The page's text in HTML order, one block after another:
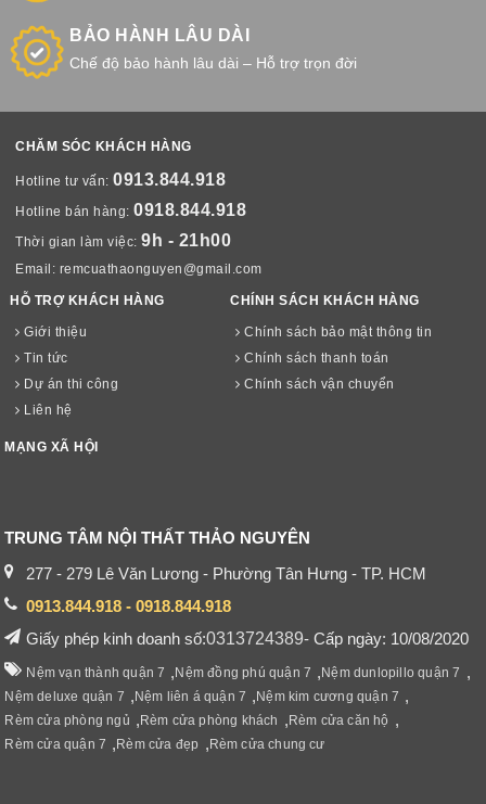
BẢO HÀNH LÂU DÀI
Chế độ bảo hành lâu dài – Hỗ trợ trọn đời
CHĂM SÓC KHÁCH HÀNG
Hotline tư vấn:0913.844.918
Hotline bán hàng:0918.844.918
Thời gian làm việc:9h - 21h00
Email: remcuathaonguyen@gmail.com
HỖ TRỢ KHÁCH HÀNG
Giới thiệu
Tin tức
Dự án thi công
Liên hệ
CHÍNH SÁCH KHÁCH HÀNG
Chính sách bảo mật thông tin
Chính sách thanh toán
Chính sách vận chuyển
MẠNG XÃ HỘI
TRUNG TÂM NỘI THẤT THẢO NGUYÊN
277 - 279 Lê Văn Lương - Phường Tân Hưng - TP. HCM
0913.844.918 - 0918.844.918
Giấy phép kinh doanh số:0313724389- Cấp ngày: 10/08/2020
Nệm vạn thành quận 7 , Nệm đồng phú quận 7 , Nệm dunlopillo quận 7 ,
Nệm deluxe quận 7 , Nệm liên á quận 7 , Nệm kim cương quận 7 ,
Rèm cửa phòng ngủ , Rèm cửa phòng khách , Rèm cửa căn hộ ,
Rèm cửa quận 7 , Rèm cửa đẹp , Rèm cửa chung cư